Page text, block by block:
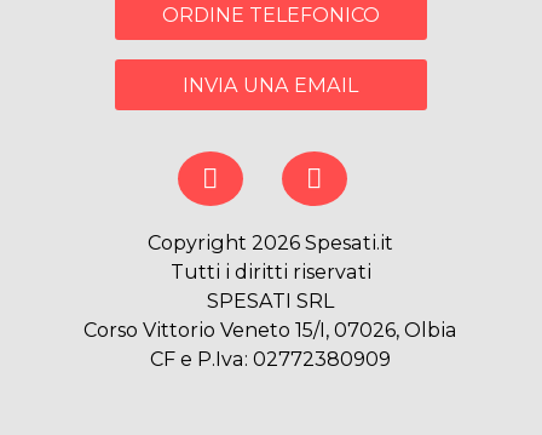
ORDINE TELEFONICO
INVIA UNA EMAIL
Copyright 2026 Spesati.it
Tutti i diritti riservati
SPESATI SRL
Corso Vittorio Veneto 15/I, 07026, Olbia
CF e P.Iva: 02772380909